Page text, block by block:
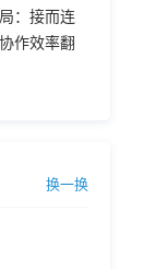
：接而连
作效率翻
换一换